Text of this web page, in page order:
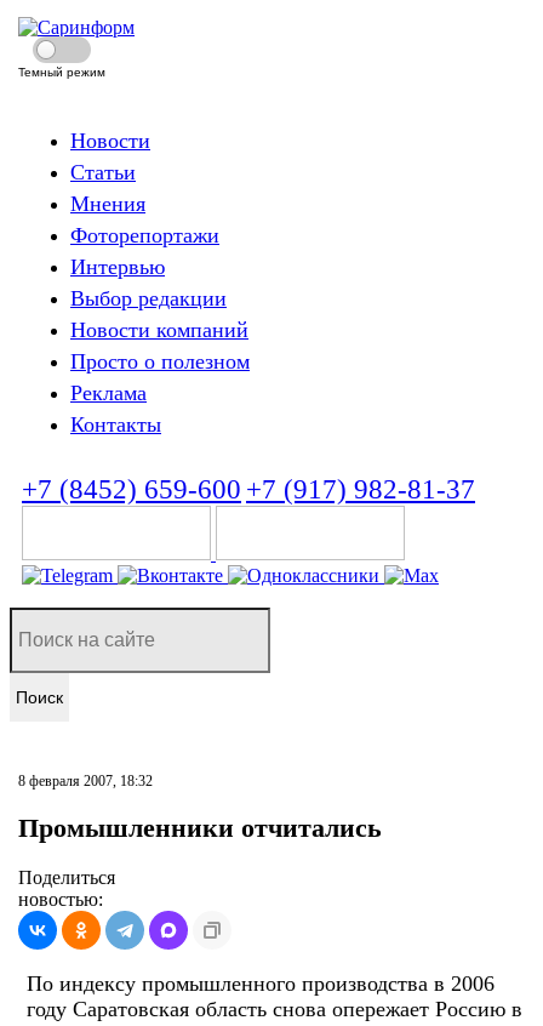
Темный режим
Новости
Статьи
Мнения
Фоторепортажи
Интервью
Выбор редакции
Новости компаний
Просто о полезном
Реклама
Контакты
+7 (8452) 659-600 +7 (917) 982-81-37
Поиск
8 февраля 2007, 18:32
Промышленники отчитались
Поделиться
новостью:
По индексу промышленного производства в 2006
году Саратовская область снова опережает Россию в